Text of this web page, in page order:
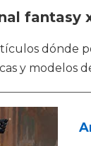
fantasy
dónde
y modelos